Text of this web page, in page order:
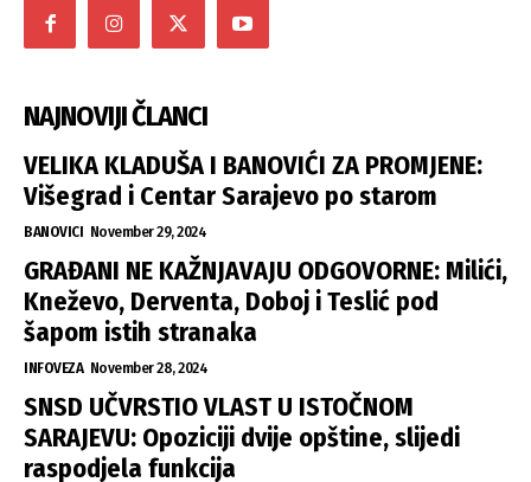
NAJNOVIJI ČLANCI
VELIKA KLADUŠA I BANOVIĆI ZA PROMJENE:
Višegrad i Centar Sarajevo po starom
BANOVICI November 29, 2024
GRAĐANI NE KAŽNJAVAJU ODGOVORNE: Milići,
Kneževo, Derventa, Doboj i Teslić pod
šapom istih stranaka
INFOVEZA November 28, 2024
SNSD UČVRSTIO VLAST U ISTOČNOM
SARAJEVU: Opoziciji dvije opštine, slijedi
raspodjela funkcija